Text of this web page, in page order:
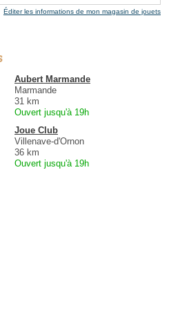
Éditer les informations de mon magasin de jouets
Aubert Marmande
Marmande
31 km
Ouvert jusqu'à 19h
Joue Club
Villenave-d'Ornon
36 km
Ouvert jusqu'à 19h